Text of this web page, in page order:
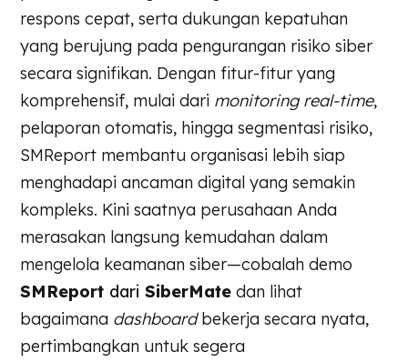
respons cepat, serta dukungan kepatuhan
yang berujung pada pengurangan risiko siber
secara signifikan. Dengan fitur-fitur yang
komprehensif, mulai dari monitoring real-time,
pelaporan otomatis, hingga segmentasi risiko,
SMReport membantu organisasi lebih siap
menghadapi ancaman digital yang semakin
kompleks. Kini saatnya perusahaan Anda
merasakan langsung kemudahan dalam
mengelola keamanan siber—cobalah demo
SMReport dari SiberMate dan lihat
bagaimana dashboardbekerja secara nyata,
pertimbangkan untuk segera